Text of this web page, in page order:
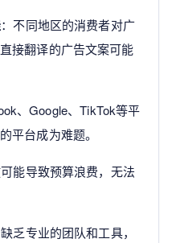
：不同地区的消费者对广
接翻译的广告文案可能
、Google、TikTok等平
平台成为难题。
能导致预算浪费，无法
乏专业的团队和工具，